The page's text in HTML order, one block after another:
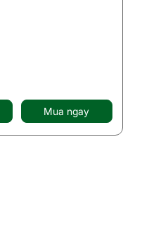
Mua ngay